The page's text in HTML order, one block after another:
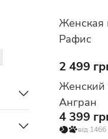
Женская
Рафис
2 499
Женский
Ангран
4 399
від 1466